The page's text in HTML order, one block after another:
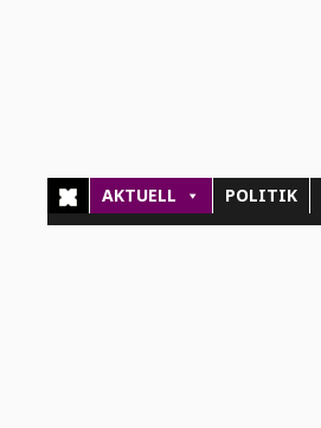
AKTUELL POLITIK